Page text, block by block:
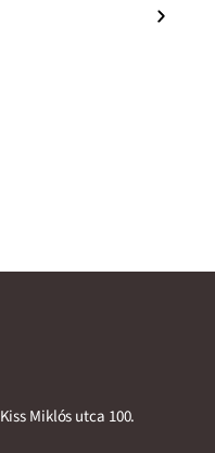
Miklós utca 100.